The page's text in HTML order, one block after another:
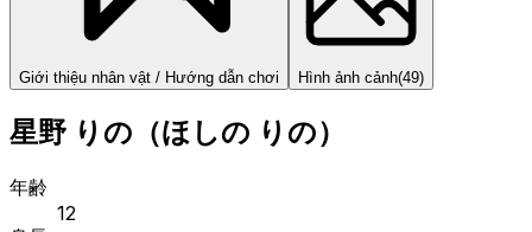
Giới thiệu nhân vật / Hướng dẫn chơi Hình ảnh cảnh(49)
星野 りの（ほしの りの）
年齢
12